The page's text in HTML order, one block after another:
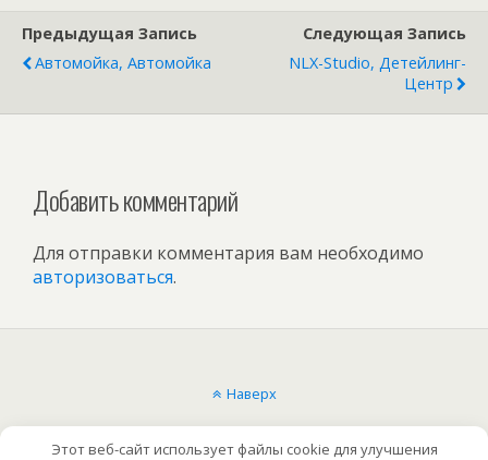
Предыдущая Запись
Автомойка, Автомойка
Следующая Запись
NLX-Studio, Детейлинг-
Центр
Добавить комментарий
Для отправки комментария вам необходимо
авторизоваться.
Наверх
Мобильн. Компьютерная
Этот веб-сайт использует файлы cookie для улучшения